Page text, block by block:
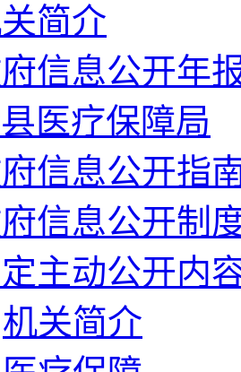
简介
信息公开年
医疗保障局
信息公开指
信息公开制
主动公开内
机关简介